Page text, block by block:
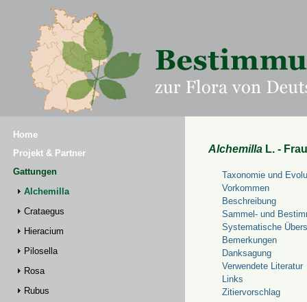
Home
Projekt & Partner
Gattungen
Alchemilla
Crataegus
Hieracium
Pilosella
Rosa
Rubus
Alchemilla L. -
Taxonomie und
Vorkommen
Beschreibung
Sammel- und
Systematische
Bemerkungen
Danksagung
Verwendete Literatur
Links
Zitiervorschlag